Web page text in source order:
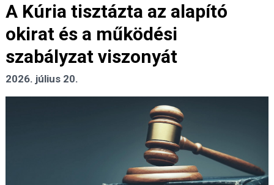
A Kúria tisztázta az alapító
okirat és a működési
szabályzat viszonyát
2026. július 20.